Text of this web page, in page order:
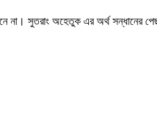
সুতরাং অহেতুক এর অর্থ সন্ধানের